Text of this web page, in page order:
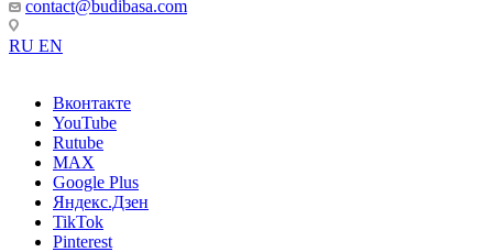
contact@budibasa.com
RU EN
Вконтакте
YouTube
Rutube
MAX
Google Plus
Яндекс.Дзен
TikTok
Pinterest